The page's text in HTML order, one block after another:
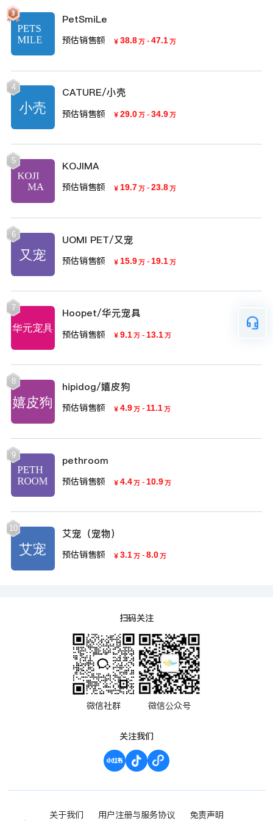
PetSmiLe
预估销售额 ￥ 38.8万 - 47.1万
4 CATURE/小壳
预估销售额 ￥ 29.0万 - 34.9万
5 KOJIMA
预估销售额 ￥ 19.7万 - 23.8万
6 UOMI PET/又宠
预估销售额 ￥ 15.9万 - 19.1万
7 Hoopet/华元宠具
预估销售额 ￥ 9.1万 - 13.1万
8 hipidog/嬉皮狗
预估销售额 ￥ 4.9万 - 11.1万
9 pethroom
预估销售额 ￥ 4.4万 - 10.9万
10 艾宠（宠物）
预估销售额 ￥ 3.1万 - 8.0万
扫码关注
微信社群 微信公众号
关注我们
关于我们 用户注册与服务协议 免责声明